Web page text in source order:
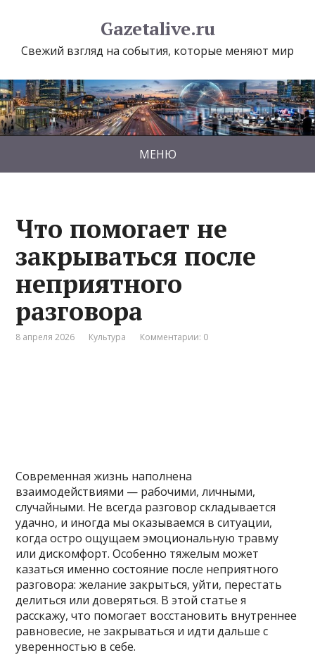
Gazetalive.ru
Свежий взгляд на события, которые меняют мир
МЕНЮ
Что помогает не
закрываться после
неприятного
разговора
8 апреля 2026 Культура Комментарии: 0
Современная жизнь наполнена
взаимодействиями — рабочими, личными,
случайными. Не всегда разговор складывается
удачно, и иногда мы оказываемся в ситуации,
когда остро ощущаем эмоциональную травму
или дискомфорт. Особенно тяжелым может
казаться именно состояние после неприятного
разговора: желание закрыться, уйти, перестать
делиться или доверяться. В этой статье я
расскажу, что помогает восстановить внутреннее
равновесие, не закрываться и идти дальше с
уверенностью в себе.